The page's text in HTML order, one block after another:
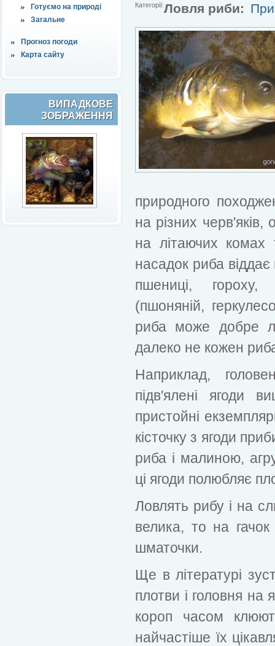
Готуємо на природі
Загальне
Прогноз погоди
Карта сайту
ВИПАДКОВЕ
ЗОБРАЖЕННЯ
Категорії:Ловля риби:
природного
на різних черв'яків,
на літаючих
насадок риба
пшениці, гороху,
(пшоняній,
риба може добре
далеко не кожен
Наприклад,
підв'ялені ягоди
пристойні
кісточку з ягоди
риба і малиною,
ці ягоди полюбляє
Ловлять рибу і на
велика, то на
шматочки.
Ще в літературі
плотви і головня на
короп часом
найчастіше їх